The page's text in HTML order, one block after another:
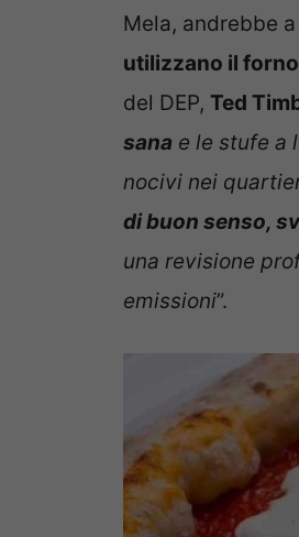
Mela, andrebbe a
utilizzano il
del DEP, Ted
sana e le stufe a
nocivi nei
di buon senso,
una revisione
emissioni”.